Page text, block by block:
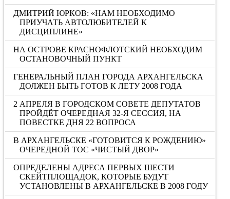
ДМИТРИЙ ЮРКОВ: «НАМ НЕОБХОДИМО
ПРИУЧАТЬ АВТОЛЮБИТЕЛЕЙ К
ДИСЦИПЛИНЕ»
НА ОСТРОВЕ КРАСНОФЛОТСКИЙ НЕОБХОДИМ
ОСТАНОВОЧНЫЙ ПУНКТ
ГЕНЕРАЛЬНЫЙ ПЛАН ГОРОДА АРХАНГЕЛЬСКА
ДОЛЖЕН БЫТЬ ГОТОВ К ЛЕТУ 2008 ГОДА
2 АПРЕЛЯ В ГОРОДСКОМ СОВЕТЕ ДЕПУТАТОВ
ПРОЙДЁТ ОЧЕРЕДНАЯ 32-Я СЕССИЯ, НА
ПОВЕСТКЕ ДНЯ 22 ВОПРОСА
В АРХАНГЕЛЬСКЕ «ГОТОВИТСЯ К РОЖДЕНИЮ»
ОЧЕРЕДНОЙ ТОС «ЧИСТЫЙ ДВОР»
ОПРЕДЕЛЕНЫ АДРЕСА ПЕРВЫХ ШЕСТИ
СКЕЙТПЛОЩАДОК, КОТОРЫЕ БУДУТ
УСТАНОВЛЕНЫ В АРХАНГЕЛЬСКЕ В 2008 ГОДУ